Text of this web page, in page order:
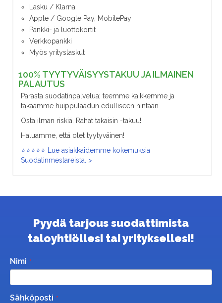
Lasku / Klarna
Apple / Google Pay, MobilePay
Pankki- ja luottokortit
Verkkopankki
Myös yrityslaskut
100% TYYTYVÄISYYSTAKUU JA ILMAINEN
PALAUTUS
Parasta suodatinpalvelua; teemme kaikkemme ja
takaamme huippulaadun edulliseen hintaan.
Osta ilman riskiä. Rahat takaisin -takuu!
Haluamme, että olet tyytyväinen!
⭐⭐⭐⭐⭐ Lue asiakkaidemme kokemuksia
Suodatinmestareista. >
Pyydä tarjous suodattimista
taloyhtiöllesi tai yrityksellesi!
Nimi
Sähköposti